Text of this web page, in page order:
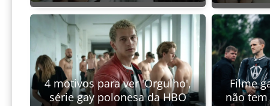
4 motivos para ver 'Orgulho',
série gay polonesa da HBO
Filme
não